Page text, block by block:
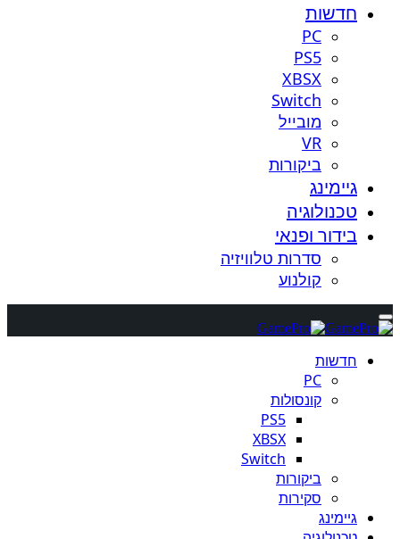
חדשות
PC
PS5
XBSX
Switch
מובייל
VR
ביקורות
גיימינג
טכנולוגיה
בידור ופנאי
סדרות טלוויזיה
קולנוע
חדשות
PC
קונסולות
PS5
XBSX
Switch
ביקורות
סקירות
גיימינג